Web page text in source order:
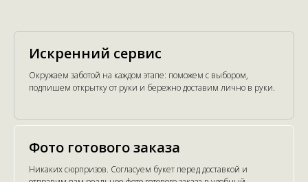
Искренний сервис
Окружаем заботой на каждом этапе: поможем с выбором,
подпишем открытку от руки и бережно доставим лично в руки.
Фото готового заказа
Никаких сюрпризов. Согласуем букет перед доставкой и